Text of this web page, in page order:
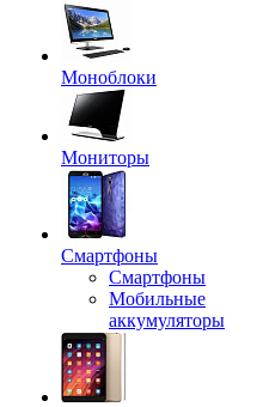
Моноблоки
Мониторы
Смартфоны
Смартфоны
Мобильные
аккумуляторы